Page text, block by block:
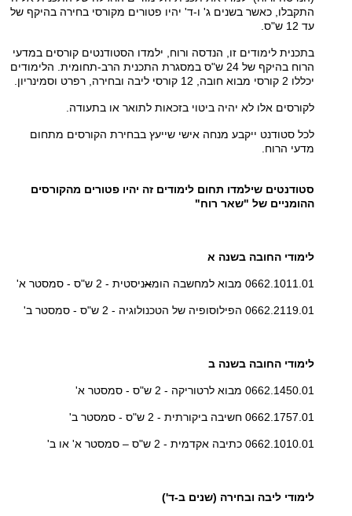
התקבלו, כאשר בשנים ג' ו-ד' יהיו פטורים מקורסי בחירה בהיקף של
עד 12 ש"ס.
בתכנית לימודים זו, הנדסה ורוח, ילמדו הסטודנטים קורסים במדעי
הרוח בהיקף של 24 ש"ס במסגרת התכנית הרב-תחומית. הלימודים
יכללו 2 קורסי מבוא חובה, 12 קורסי ליבה ובחירה, רפרט וסמינריון.
לקורסים אלו לא יהיה ביטוי בזכאות לתואר או בתעודה.
לכל סטודנט ייקבע מנחה אישי שייעץ בבחירת הקורסים מתחום
מדעי הרוח.
סטודנטים שילמדו תחום לימודים זה יהיו פטורים מהקורסים
ההומניים של "שאר רוח"
לימודי החובה בשנה א
0662.1011.01 מבוא למחשבה הומ אניסטית - 2 ש"ס - סמסטר א'
0662.2119.01 הפילוסופיה של הטכנולוגיה - 2 ש"ס - סמסטר ב'
לימודי החובה בשנה ב
0662.1450.01 מבוא לרטוריקה - 2 ש"ס - סמסטר א'
0662.1757.01 חשיבה ביקורתית - 2 ש"ס - סמסטר ב'
0662.1010.01 כתיבה אקדמית - 2 ש"ס – סמסטר א' או ב'
לימודי ליבה ובחירה (שנים ב-ד')